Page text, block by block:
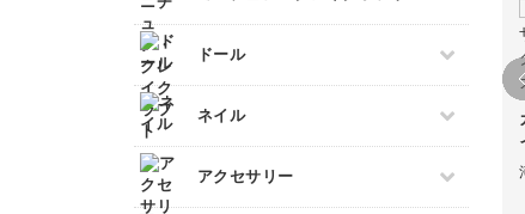
オートクチュール刺繍
リボン刺繍
ビーズ刺繍
フランス刺繍
ソウタシエ
マクラメ
クラフトバンド
あみぐるみ
和裁
洋裁
デッサン
ボールペンイラスト
アクリル絵の具
アルコールインクアート
コピック
パステルアート
すべて
フェイクスイーツ
ミニチュアフード
ミニチュア雑貨
ドール
すべて
ドール服
ドールハウス
ネイル
すべて
ネイル検定
アクセサリー